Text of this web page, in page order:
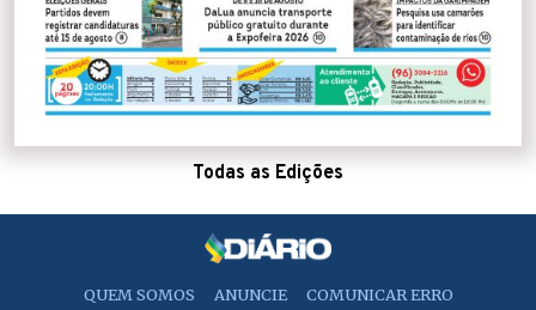
Todas as Edições
QUEM SOMOS ANUNCIE COMUNICAR ERRO